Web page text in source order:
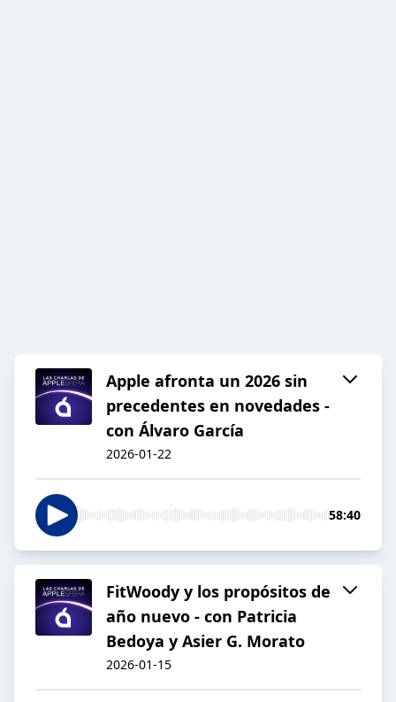
Apple afronta un 2026 sin
precedentes en novedades -
con Álvaro García
2026-01-22
58:40
FitWoody y los propósitos de
año nuevo - con Patricia
Bedoya y Asier G. Morato
2026-01-15